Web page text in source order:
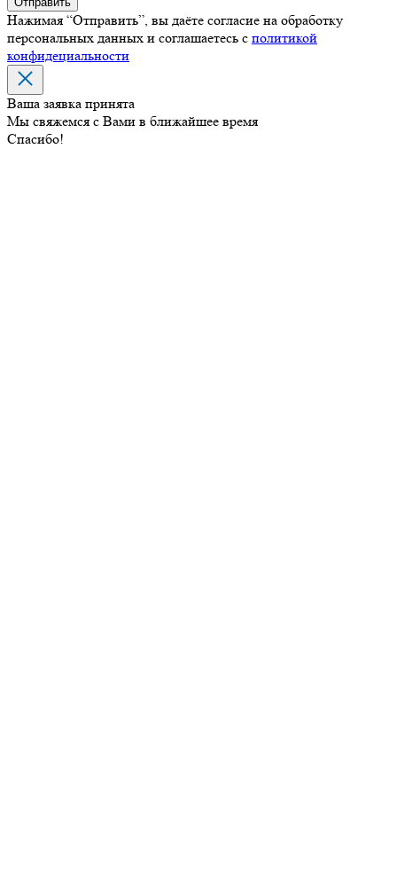
Нажимая “Отправить”, вы даёте согласие на обработку
персональных данных и соглашаетесь с политикой
конфидециальности
Ваша заявка принята
Мы свяжемся с Вами в ближайшее время
Спасибо!